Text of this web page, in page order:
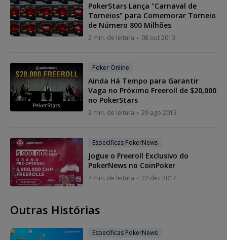
PokerStars Lança "Carnaval de
Torneios" para Comemorar Torneio
de Número 800 Milhões
2 min. de leitura 08 out 2013
Poker Online
Ainda Há Tempo para Garantir
Vaga no Próximo Freeroll de $20,000
no PokerStars
2 min. de leitura 29 ago 2013
Específicas PokerNews
Jogue o Freeroll Exclusivo do
PokerNews no CoinPoker
4 min. de leitura 22 dez 2017
Outras Histórias
Específicas PokerNews